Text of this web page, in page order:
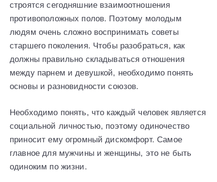
строятся сегодняшние взаимоотношения
противоположных полов. Поэтому молодым
людям очень сложно воспринимать советы
старшего поколения. Чтобы разобраться, как
должны правильно складываться отношения
между парнем и девушкой, необходимо понять
основы и разновидности союзов.
Необходимо понять, что каждый человек является
социальной личностью, поэтому одиночество
приносит ему огромный дискомфорт. Самое
главное для мужчины и женщины, это не быть
одиноким по жизни.